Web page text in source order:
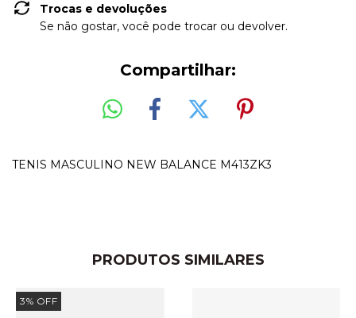
Trocas e devoluções
Se não gostar, você pode trocar ou devolver.
Compartilhar:
TENIS MASCULINO NEW BALANCE M413ZK3
PRODUTOS SIMILARES
3% OFF